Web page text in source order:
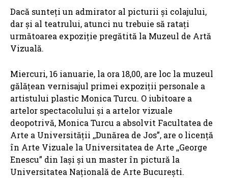
Dacă sunteți un admirator al picturii și colajului,
dar și al teatrului, atunci nu trebuie să ratați
următoarea expoziție pregătită la Muzeul de Artă
Vizuală.
Miercuri, 16 ianuarie, la ora 18,00, are loc la muzeul
gălățean vernisajul primei expoziții personale a
artistului plastic Monica Turcu. O iubitoare a
artelor spectacolului și a artelor vizuale
deopotrivă, Monica Turcu a absolvit Facultatea de
Arte a Universității ,,Dunărea de Jos”, are o licență
în Arte Vizuale la Universitatea de Arte ,,George
Enescu” din Iași și un master în pictură la
Universitatea Națională de Arte București.